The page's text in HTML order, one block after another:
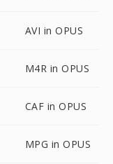
AVI in OPUS
M4R in OPUS
CAF in OPUS
MPG in OPUS